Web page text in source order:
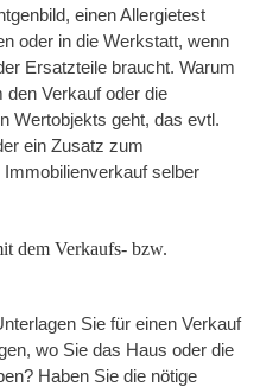
einen Allergietest
oder in die Werkstatt, wenn
Ersatzteile braucht. Warum
Verkauf oder die
Wertobjekts geht, das evtl.
ein Zusatz zum
selber
dem Verkaufs- bzw.
Sie für einen Verkauf
wo Sie das Haus oder die
Haben Sie die nötige